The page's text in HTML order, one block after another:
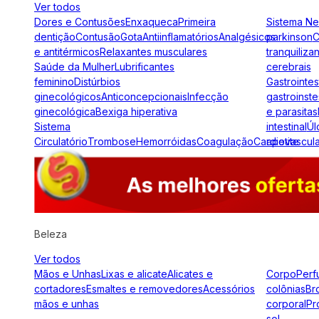
Ver todos
Dores e ContusõesEnxaquecaPrimeira
dentiçãoContusãoGotaAntiinflamatóriosAnalgésicos
e antitérmicosRelaxantes musculares
Saúde da MulherLubrificantes
femininoDistúrbios
ginecológicosAnticoncepcionaisInfecção
ginecológicaBexiga hiperativa
Sistema
CirculatórioTromboseHemorróidasCoagulação
Sistema
parkinson
cerebrais
e parasitas
intestinal
apetite
Beleza
Ver todos
Mãos e UnhasLixas e alicateAlicates e
cortadoresEsmaltes e removedoresAcessórios
mãos e unhas
Corpo
colônias
corporal